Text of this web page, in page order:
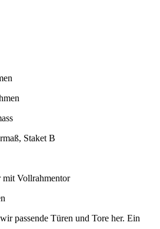
Staket B
mit Vollrahmentor
passende Türen und Tore her. Ein